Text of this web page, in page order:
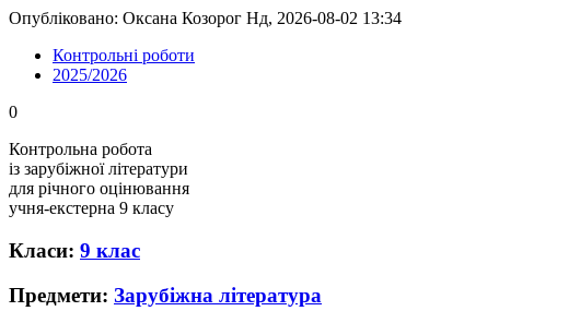
Опубліковано: Оксана Козорог Нд, 2026-08-02 13:34
Контрольні роботи
2025/2026
0
Контрольна робота
із зарубіжної літератури
для річного оцінювання
учня-екстерна 9 класу
Класи: 9 клас
Предмети: Зарубіжна література